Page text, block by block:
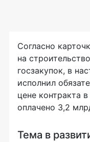
Согласно
на
госзакупок, в
исполнил
цене контракта
оплачено 3,2
Тема в